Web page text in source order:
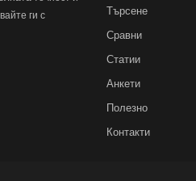
ги с
Търсене
Сравни
Статии
Анкети
Полезно
Контакти